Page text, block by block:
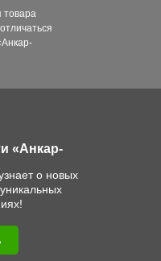
«Анкар-
о новых
товара